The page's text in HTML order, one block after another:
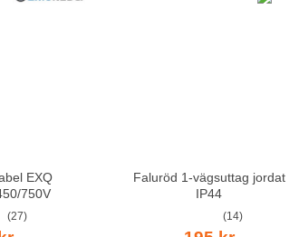
EXQ
750V
(27)
Faluröd 1-vägsuttag jordat
IP44
(14)